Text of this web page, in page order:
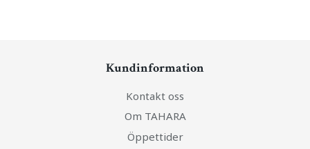
Kundinformation
Kontakt oss
Om TAHARA
Öppettider